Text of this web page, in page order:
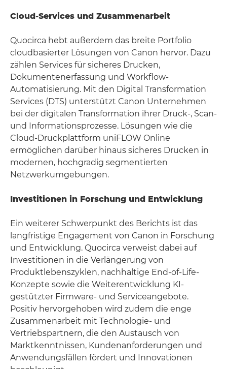
Cloud-Services und Zusammenarbeit
Quocirca hebt außerdem das breite Portfolio
cloudbasierter Lösungen von Canon hervor. Dazu
zählen Services für sicheres Drucken,
Dokumentenerfassung und Workflow-
Automatisierung. Mit den Digital Transformation
Services (DTS) unterstützt Canon Unternehmen
bei der digitalen Transformation ihrer Druck-, Scan-
und Informationsprozesse. Lösungen wie die
Cloud-Druckplattform uniFLOW Online
ermöglichen darüber hinaus sicheres Drucken in
modernen, hochgradig segmentierten
Netzwerkumgebungen.
Investitionen in Forschung und Entwicklung
Ein weiterer Schwerpunkt des Berichts ist das
langfristige Engagement von Canon in Forschung
und Entwicklung. Quocirca verweist dabei auf
Investitionen in die Verlängerung von
Produktlebenszyklen, nachhaltige End-of-Life-
Konzepte sowie die Weiterentwicklung KI-
gestützter Firmware- und Serviceangebote.
Positiv hervorgehoben wird zudem die enge
Zusammenarbeit mit Technologie- und
Vertriebspartnern, die den Austausch von
Marktkenntnissen, Kundenanforderungen und
Anwendungsfällen fördert und Innovationen